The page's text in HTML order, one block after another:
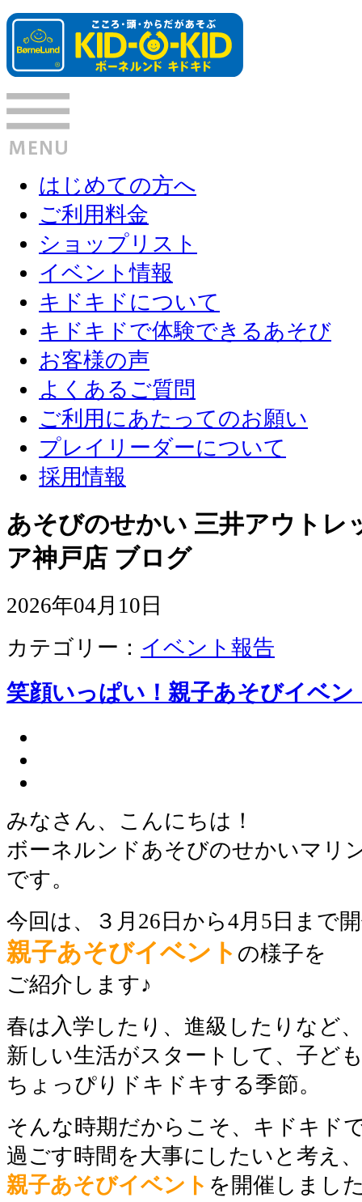
はじめての方へ
ご利用料金
ショップリスト
イベント情報
キドキドについて
キドキドで体験できるあそび
お客様の声
よくあるご質問
ご利用にあたってのお願い
プレイリーダーについて
採用情報
あそびのせかい 三井アウトレ
ア神戸店 ブログ
2026年04月10日
カテゴリー： イベント報告
笑顔いっぱい！親子あそびイベン
みなさん、こんにちは！
ボーネルンドあそびのせかいマリ
です。
今回は、３月26日から4月5日まで
親子あそびイベント の様子を
ご紹介します♪
春は入学したり、進級したりなど、
新しい生活がスタートして、子ど
ちょっぴりドキドキする季節。
そんな時期だからこそ、キドキド
過ごす時間を大事にしたいと考え、
親子あそびイベント を開催しまし